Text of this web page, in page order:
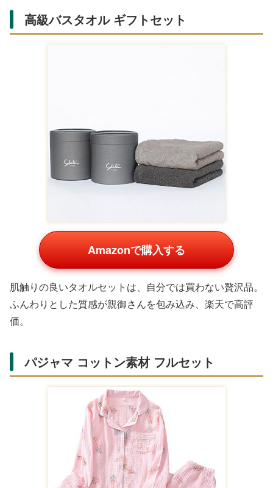
Amazonで購入する
ファッション小物・雑貨カテゴリ
楽天で揃います。
ストール カーディガンセット